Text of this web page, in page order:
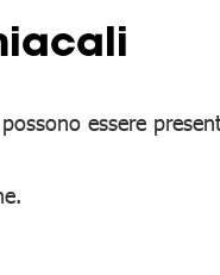
essere